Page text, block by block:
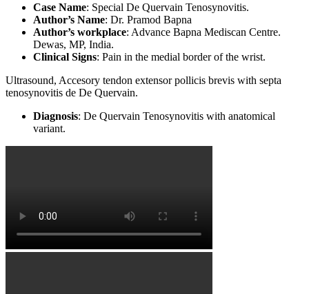
Case Name: Special De Quervain Tenosynovitis.
Author’s Name: Dr. Pramod Bapna
Author’s workplace: Advance Bapna Mediscan Centre.
Dewas, MP, India.
Clinical Signs: Pain in the medial border of the wrist.
Ultrasound, Accesory tendon extensor pollicis brevis with septa
tenosynovitis de De Quervain.
Diagnosis: De Quervain Tenosynovitis with anatomical
variant.